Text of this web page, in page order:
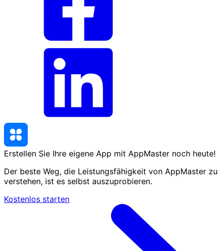
Erstellen Sie Ihre eigene App mit AppMaster noch heute!
Der beste Weg, die Leistungsfähigkeit von AppMaster zu
verstehen, ist es selbst auszuprobieren.
Kostenlos starten